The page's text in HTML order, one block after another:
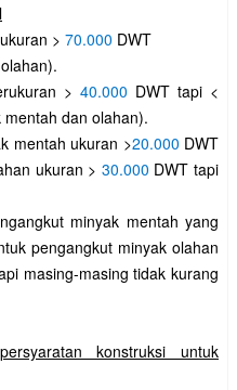
> 70.000 DWT
> 40.000 DWT tapi <
dan olahan).
mentah ukuran >20.000 DWT
ukuran > 30.000 DWT tapi
minyak mentah yang
pengangkut minyak olahan
masing-masing tidak kurang
konstruksi untuk